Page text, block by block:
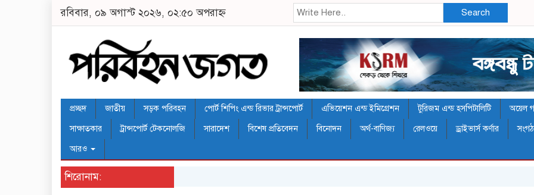
রবিবার, ০৯ অগাস্ট ২০২৬, ০২:৫০ অপরাহ্ন Search
প্রচ্ছদ জাতীয় সড়ক পরিবহন পোর্ট শিপিং এন্ড রিভার ট্রান্সপোর্ট এভিয়েশন এন্ড ইমিগ্রেশন টুরিজম এন্ড হসপিটালিটি অয়েল
সাক্ষাতকার
ট্রান্সপোর্ট টেকনোলজি সারাদেশ বিশেষ প্রতিবেদন বিনোদন অর্থ-বাণিজ্য রেলওয়ে ড্রাইভার্স কর্ণার
আরও
শিরোনাম: